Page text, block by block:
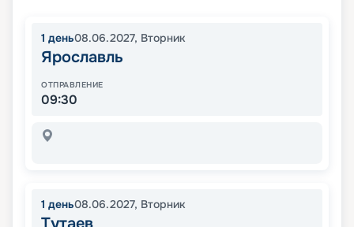
1 день08.06.2027, Вторник
Ярославль
ОТПРАВЛЕНИЕ
09:30
1 день08.06.2027, Вторник